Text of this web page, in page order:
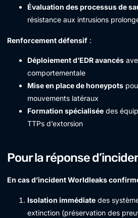
Évaluation des processus de
résistance aux intrusions
Renforcement défensif :
Déploiement d’EDR avancés
comportementale
Mise en place de honeypots
mouvements latéraux
Formation spécialisée des
TTPs d’extorsion
Pour la réponse
En cas d’incident Worldleaks
Isolation immédiate des
extinction (préservation des